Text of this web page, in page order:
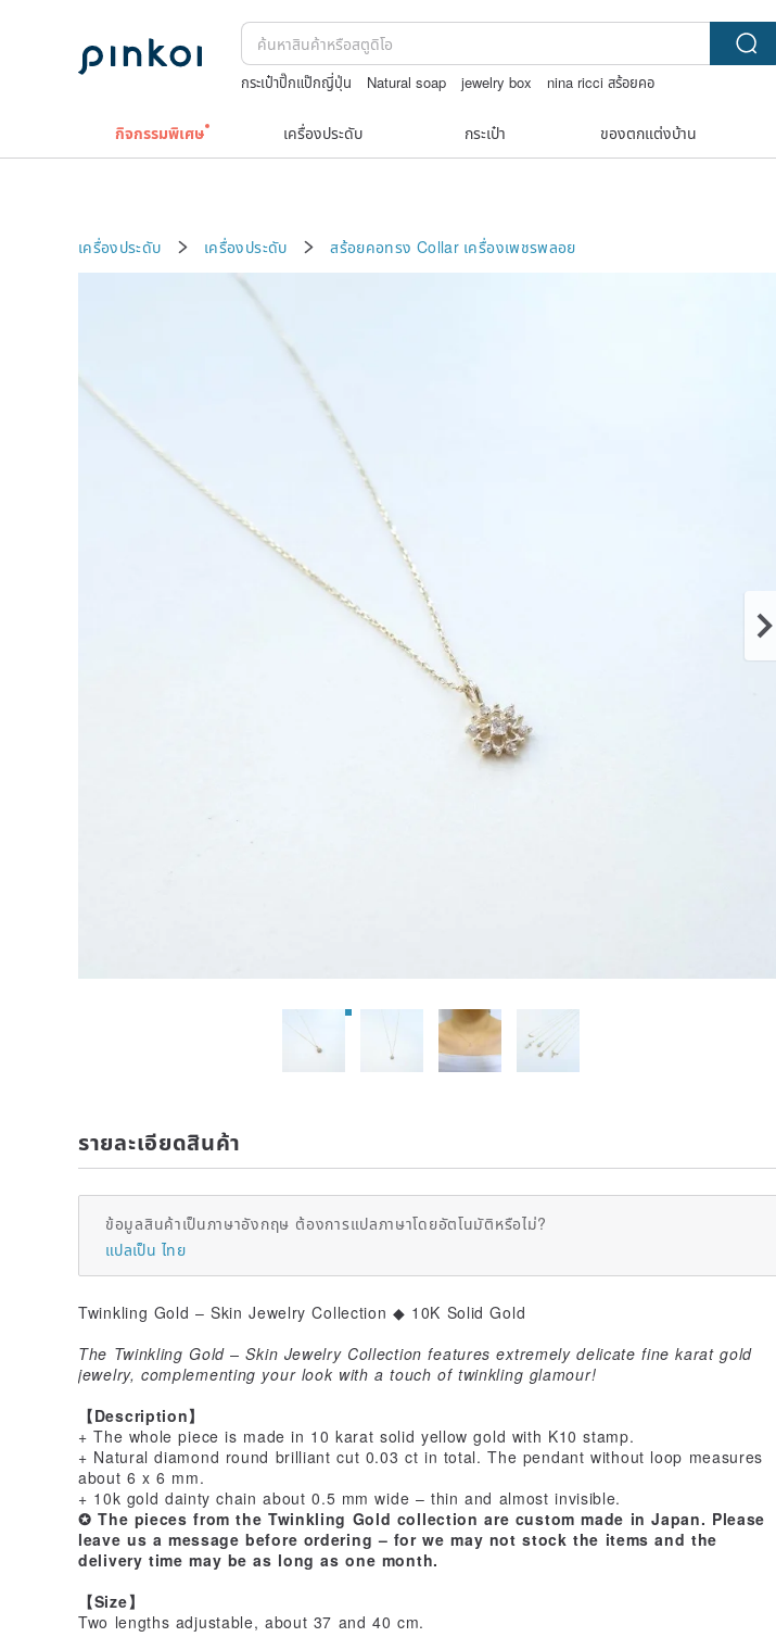
กระเป๋าปิ๊กแป๊กญี่ปุ่น Natural soap jewelry box
nina ricci สร้อยคอ
กิจกรรมพิเศษ เครื่องประดับ กระเป๋า ของตกแต่งบ้าน
เครื่องประดับ เครื่องประดับ สร้อยคอทรง Collar เครื่องเพชรพลอย
รายละเอียดสินค้า
ข้อมูลสินค้าเป็นภาษาอังกฤษ ต้องการแปลภาษาโดยอัตโนมัติหรือไม่?
แปลเป็น ไทย
Twinkling Gold – Skin Jewelry Collection ◆ 10K Solid Gold
The Twinkling Gold – Skin Jewelry Collection features extremely delicate fine karat gold
jewelry, complementing your look with a touch of twinkling glamour!
【Description】
+ The whole piece is made in 10 karat solid yellow gold with K10 stamp.
+ Natural diamond round brilliant cut 0.03 ct in total. The pendant without loop measures
about 6 x 6 mm.
+ 10k gold dainty chain about 0.5 mm wide – thin and almost invisible.
✪ The pieces from the Twinkling Gold collection are custom made in Japan. Please
leave us a message before ordering – for we may not stock the items and the
delivery time may be as long as one month.
【Size】
Two lengths adjustable, about 37 and 40 cm.